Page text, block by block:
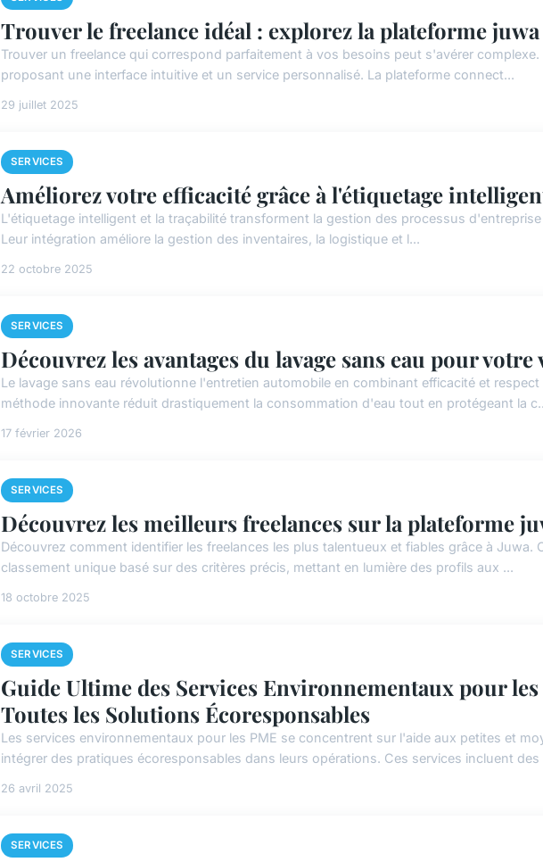
Trouver le freelance idéal : explorez la plateforme juwa
Trouver un freelance qui correspond parfaitement à vos besoins peut s'avérer
proposant une interface intuitive et un service personnalisé. La plateforme connect...
29 juillet 2025
SERVICES
Améliorez votre efficacité grâce à l'étiquetage
L'étiquetage intelligent et la traçabilité transforment la gestion des processus
Leur intégration améliore la gestion des inventaires, la logistique et l...
22 octobre 2025
SERVICES
Découvrez les avantages du lavage sans eau pour
Le lavage sans eau révolutionne l'entretien automobile en combinant efficacité et
méthode innovante réduit drastiquement la consommation d'eau tout en protégeant la
17 février 2026
SERVICES
Découvrez les meilleurs freelances sur la plateforme
Découvrez comment identifier les freelances les plus talentueux et fiables grâce à Juwa.
classement unique basé sur des critères précis, mettant en lumière des profils aux ...
18 octobre 2025
SERVICES
Guide Ultime des Services Environnementaux pour
Toutes les Solutions Écoresponsables
Les services environnementaux pour les PME se concentrent sur l'aide aux petites et
intégrer des pratiques écoresponsables dans leurs opérations. Ces services incluent des
26 avril 2025
SERVICES